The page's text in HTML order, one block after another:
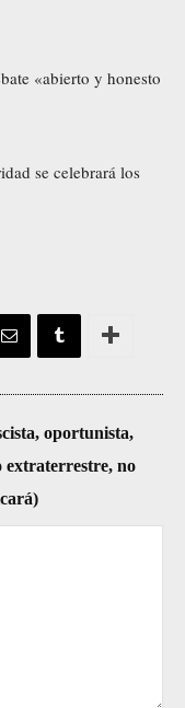
«abierto y honesto
se celebrará los
oportunista,
extraterrestre, no